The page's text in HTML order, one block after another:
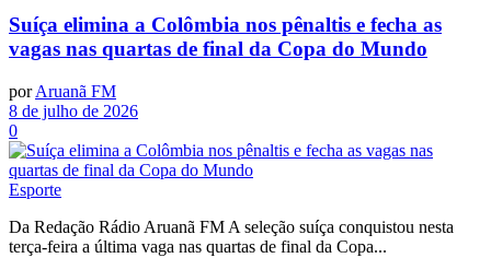
Suíça elimina a Colômbia nos pênaltis e fecha as
vagas nas quartas de final da Copa do Mundo
por Aruanã FM
8 de julho de 2026
0
Esporte
Da Redação Rádio Aruanã FM A seleção suíça conquistou nesta
terça-feira a última vaga nas quartas de final da Copa...